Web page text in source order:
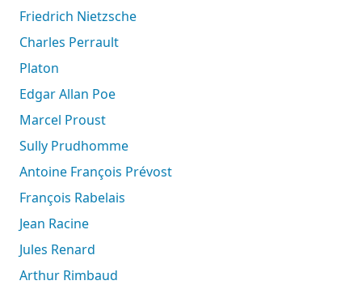
Friedrich Nietzsche
Charles Perrault
Platon
Edgar Allan Poe
Marcel Proust
Sully Prudhomme
Antoine François Prévost
François Rabelais
Jean Racine
Jules Renard
Arthur Rimbaud